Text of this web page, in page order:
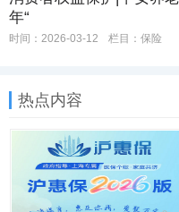
年“
时间：2026-03-12 栏目： 保险
热点内容